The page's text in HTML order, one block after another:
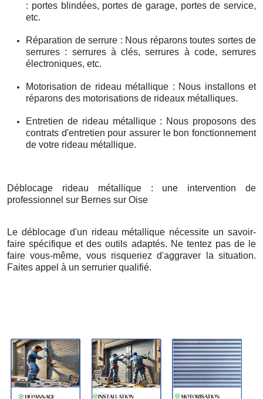
: portes blindées, portes de garage, portes de service,
etc.
Réparation de serrure : Nous réparons toutes sortes de
serrures : serrures à clés, serrures à code, serrures
électroniques, etc.
Motorisation de rideau métallique : Nous installons et
réparons des motorisations de rideaux métalliques.
Entretien de rideau métallique : Nous proposons des
contrats d'entretien pour assurer le bon fonctionnement
de votre rideau métallique.
Déblocage rideau métallique : une intervention de
professionnel sur Bernes sur Oise
Le déblocage d'un rideau métallique nécessite un savoir-
faire spécifique et des outils adaptés. Ne tentez pas de le
faire vous-même, vous risqueriez d'aggraver la situation.
Faites appel à un serrurier qualifié.